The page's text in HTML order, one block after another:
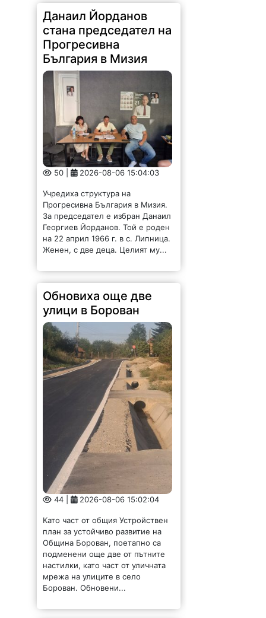
Данаил Йорданов
стана председател на
Прогресивна
България в Мизия
50 | 2026-08-06 15:04:03
Учредиха структура на
Прогресивна България в Мизия.
За председател е избран Данаил
Георгиев Йорданов. Той е роден
на 22 април 1966 г. в с. Липница.
Женен, с две деца. Целият му...
Обновиха още две
улици в Борован
44 | 2026-08-06 15:02:04
Като част от общия Устройствен
план за устойчиво развитие на
Община Борован, поетапно са
подменени още две от пътните
настилки, като част от уличната
мрежа на улиците в село
Борован. Обновени...